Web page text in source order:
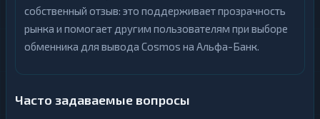
собственный отзыв: это поддерживает прозрачность
рынка и помогает другим пользователям при выборе
обменника для вывода Cosmos на Альфа-Банк.
Часто задаваемые вопросы